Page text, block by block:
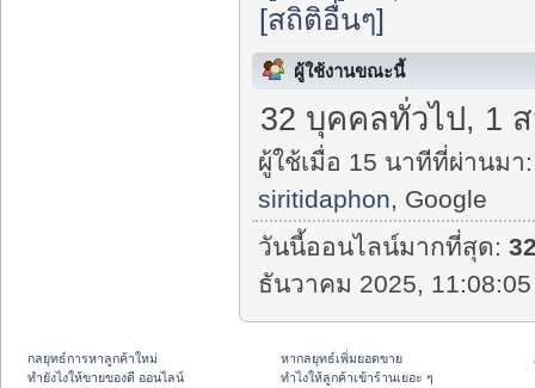
[สถิติอื่นๆ]
ผู้ใช้งานขณะนี้
32 บุคคลทั่วไป, 1
ผู้ใช้เมื่อ 15 นาทีที่ผ่านมา:
siritidaphon, Google
วันนี้ออนไลน์มากที่สุด:
ธันวาคม 2025,
กลยุทธ์การหาลูกค้าใหม่
ทํายังไงให้ขายของดี ออนไลน์
หากลยุทธ์เพิ่มยอดขาย
ทําไงให้ลูกค้าเข้าร้านเยอะ ๆ